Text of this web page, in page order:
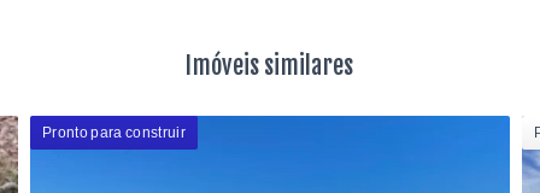
Imóveis similares
Pronto para construir